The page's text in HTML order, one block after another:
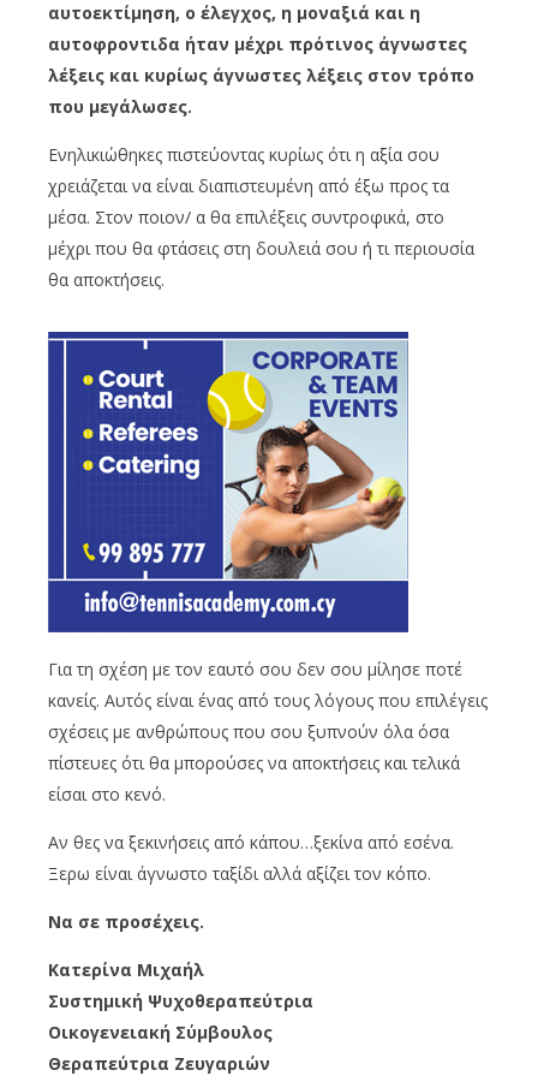
αυτοεκτίμηση, ο έλεγχος, η μοναξιά και η
αυτοφροντιδα ήταν μέχρι πρότινος άγνωστες
λέξεις και κυρίως άγνωστες λέξεις στον τρόπο
που μεγάλωσες.
Ενηλικιώθηκες πιστεύοντας κυρίως ότι η αξία σου
χρειάζεται να είναι διαπιστευμένη από έξω προς τα
μέσα. Στον ποιον/ α θα επιλέξεις συντροφικά, στο
μέχρι που θα φτάσεις στη δουλειά σου ή τι περιουσία
θα αποκτήσεις.
Για τη σχέση με τον εαυτό σου δεν σου μίλησε ποτέ
κανείς. Αυτός είναι ένας από τους λόγους που επιλέγεις
σχέσεις με ανθρώπους που σου ξυπνούν όλα όσα
πίστευες ότι θα μπορούσες να αποκτήσεις και τελικά
είσαι στο κενό.
Αν θες να ξεκινήσεις από κάπου…ξεκίνα από εσένα.
Ξερω είναι άγνωστο ταξίδι αλλά αξίζει τον κόπο.
Να σε προσέχεις.
Κατερίνα Μιχαήλ
Συστημική Ψυχοθεραπεύτρια
Οικογενειακή Σύμβουλος
Θεραπεύτρια Ζευγαριών